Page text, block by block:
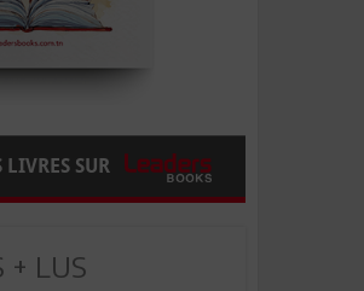
LIVRES SUR
+ LUS